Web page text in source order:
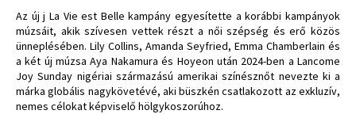
Az új j La Vie est Belle kampány egyesítette a korábbi kampányok
múzsáit, akik szívesen vettek részt a női szépség és erő közös
ünneplésében. Lily Collins, Amanda Seyfried, Emma Chamberlain és
a két új múzsa Aya Nakamura és Hoyeon után 2024-ben a Lancome
Joy Sunday nigériai származású amerikai színésznőt nevezte ki a
márka globális nagykövetévé, aki büszkén csatlakozott az exkluzív,
nemes célokat képviselő hölgykoszorúhoz.